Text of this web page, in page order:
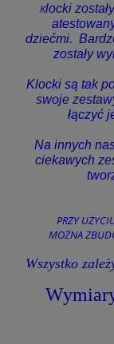
Klocki
dziećmi.
zostały
Klocki są tak
swoje
łączyć
Na innych
ciekawych
PRZY
MOŻNA
Wszystko